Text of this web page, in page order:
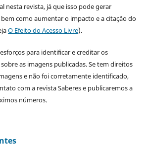
nesta revista, já que isso pode gerar
como aumentar o impacto e a citação do
O Efeito do Acesso Livre).
para identificar e creditar os
as imagens publicadas. Se tem direitos
e não foi corretamente identificado,
com a revista Saberes e publicaremos a
números.